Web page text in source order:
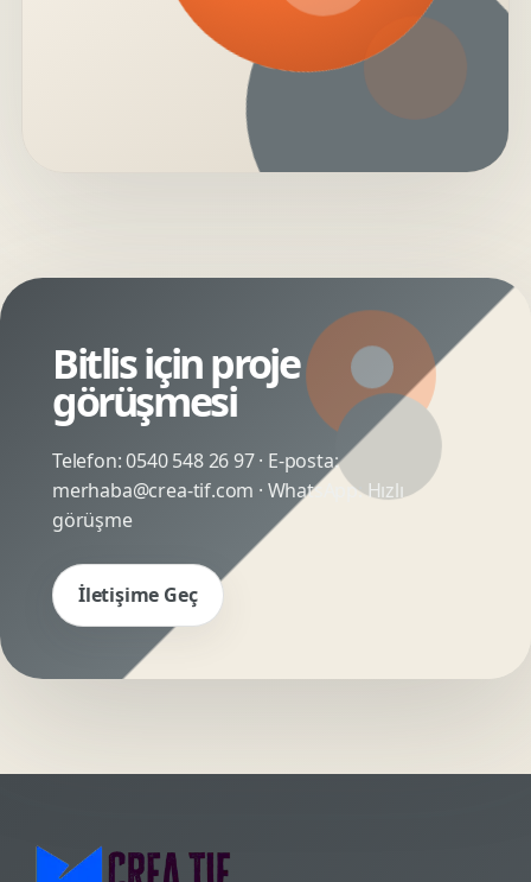
Bitlis için proje
görüşmesi
Telefon:0540 548 26 97· E-posta:
merhaba@crea-tif.com · WhatsApp:Hızlı
görüşme
İletişime Geç